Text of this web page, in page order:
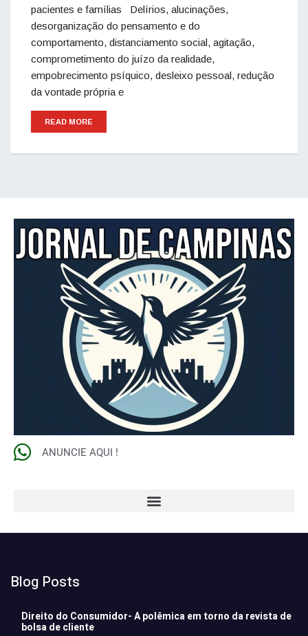
pacientes e famílias Delírios, alucinações,
desorganização do pensamento e do
comportamento, distanciamento social, agitação,
comprometimento do juízo da realidade,
empobrecimento psíquico, desleixo pessoal, redução
da vontade própria e
READ MORE
ANUNCIE AQUI !
Blog Posts
Direito do Consumidor- A polêmica em torno da revista de
bolsa de cliente